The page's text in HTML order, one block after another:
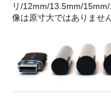
リ/12mm/13.5mm/
像は原寸大ではありませ